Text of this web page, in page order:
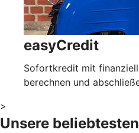
easyCredit
Sofortkredit mit
berechnen und
>
Unsere